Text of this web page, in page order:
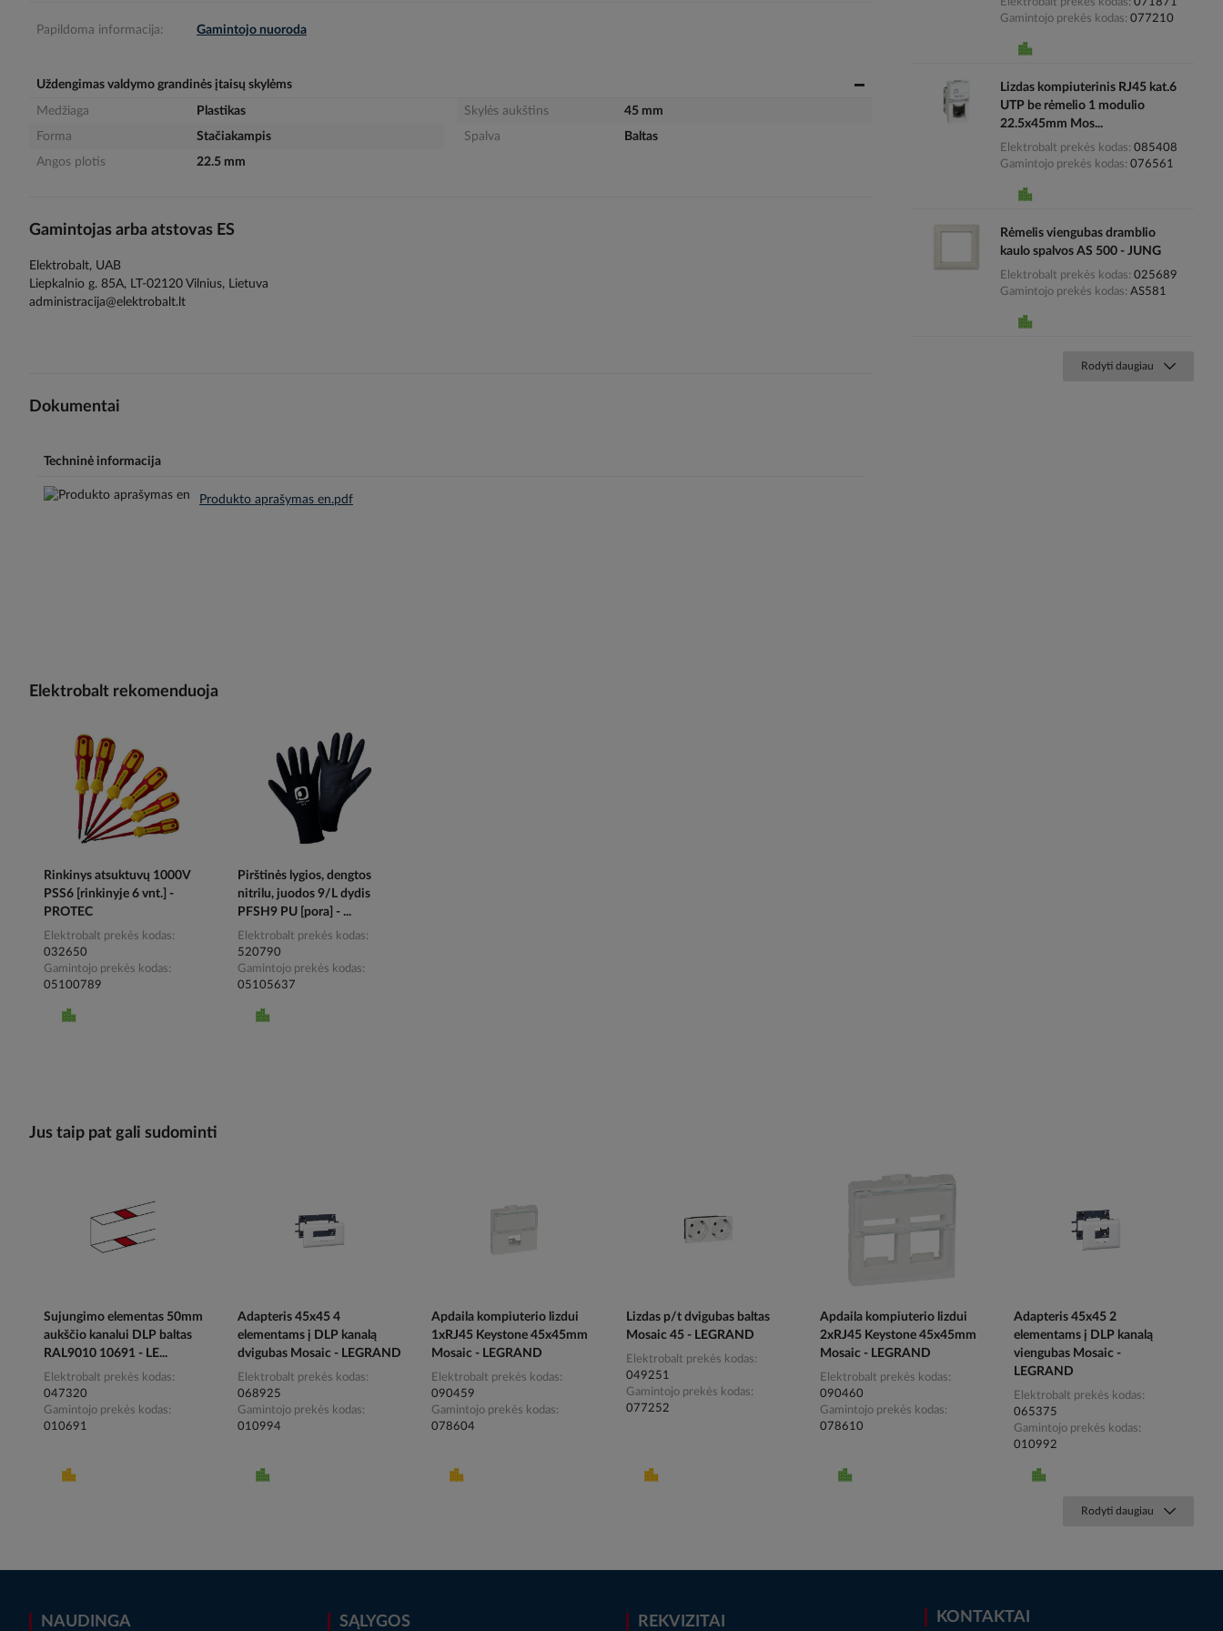
Papildoma informacija: Gamintojo nuoroda
Uždengimas valdymo grandinės įtaisų skylėms
Medžiaga
Plastikas
Forma
Stačiakampis
Angos plotis
22.5 mm
Skylės aukštins
45 mm
Spalva
Baltas
Gamintojas arba atstovas ES
Elektrobalt, UAB
Liepkalnio g. 85A, LT-02120 Vilnius, Lietuva
administracija@elektrobalt.lt
Dokumentai
Techninė informacija
Produkto aprašymas en.pdf
Gamintojo prekės kodas 077210
Lizdas kompiuterinis RJ45 kat.6
UTP be rėmelio 1 modulio
22.5x45mm Mos...
Elektrobalt prekės kodas 085408
Gamintojo prekės kodas 076561
Rėmelis viengubas dramblio
kaulo spalvos AS 500 - JUNG
Elektrobalt prekės kodas 025689
Gamintojo prekės kodas AS581
Rodyti daugiau
Elektrobalt rekomenduoja
Rinkinys atsuktuvų 1000V
PSS6 [rinkinyje 6 vnt.] -
PROTEC
Elektrobalt prekės kodas
032650
Gamintojo prekės kodas
05100789
Pirštinės lygios, dengtos
nitrilu, juodos 9/L dydis
PFSH9 PU [pora] - ...
Elektrobalt prekės kodas
520790
Gamintojo prekės kodas
05105637
Jus taip pat gali sudominti
Sujungimo elementas 50mm
aukščio kanalui DLP baltas
RAL9010 10691 - LE...
Elektrobalt prekės kodas
047320
Gamintojo prekės kodas
010691
Adapteris 45x45 4
elementams į DLP kanalą
dvigubas Mosaic - LEGRAND
Elektrobalt prekės kodas
068925
Gamintojo prekės kodas
010994
Apdaila kompiuterio lizdui
1xRJ45 Keystone 45x45mm
Mosaic - LEGRAND
Elektrobalt prekės kodas
090459
Gamintojo prekės kodas
078604
Lizdas p/t dvigubas baltas
Mosaic 45 - LEGRAND
Elektrobalt prekės kodas
049251
Gamintojo prekės kodas
077252
Apdaila kompiuterio lizdui
2xRJ45 Keystone 45x45mm
Mosaic - LEGRAND
Elektrobalt prekės kodas
090460
Gamintojo prekės kodas
078610
Adapteris 45x45 2
elementams į DLP kanalą
viengubas Mosaic -
LEGRAND
Elektrobalt prekės kodas
065375
Gamintojo prekės kodas
010992
Rodyti daugiau
NAUDINGA SĄLYGOS REKVIZITAI KONTAKTAI